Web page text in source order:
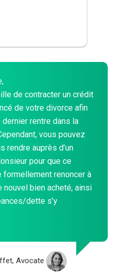
de contracter un crédit
de votre divorce afin
dernier rentre dans la
vous pouvez
rendre auprès d’un
pour que ce
formellement renoncer à
nouvel bien acheté, ainsi
dette s’y
Avocate